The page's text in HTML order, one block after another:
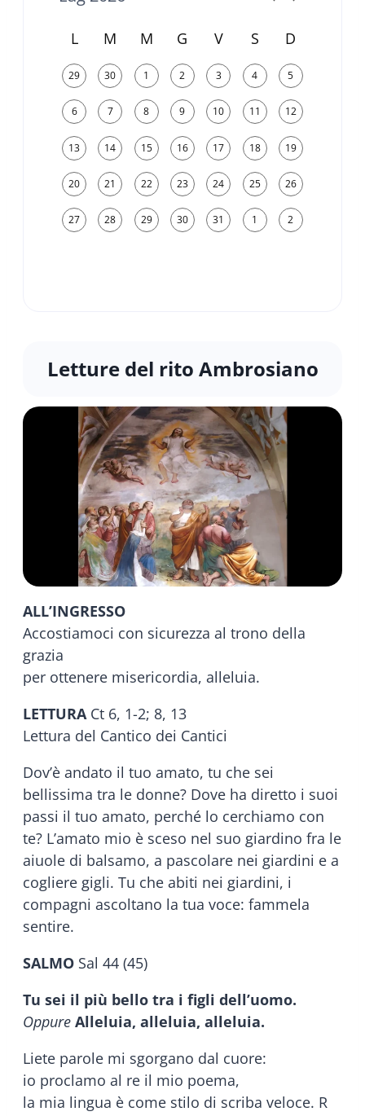
L M M G V S D
29 30 1 2 3 4 5
6 7 8 9 10 11 12
13 14 15 16 17 18 19
20 21 22 23 24 25 26
27 28 29 30 31 1 2
Letture del rito Ambrosiano
ALL’INGRESSO
Accostiamoci con sicurezza al trono della
grazia
per ottenere misericordia, alleluia.
LETTURACt 6, 1-2; 8, 13
Lettura del Cantico dei Cantici
Dov’è andato il tuo amato, tu che sei
bellissima tra le donne? Dove ha diretto i suoi
passi il tuo amato, perché lo cerchiamo con
te? L’amato mio è sceso nel suo giardino fra le
aiuole di balsamo, a pascolare nei giardini e a
cogliere gigli. Tu che abiti nei giardini, i
compagni ascoltano la tua voce: fammela
sentire.
SALMO Sal 44 (45)
Tu sei il più bello tra i figli dell’uomo.
Oppure Alleluia, alleluia, alleluia.
Liete parole mi sgorgano dal cuore:
io proclamo al re il mio poema,
la mia lingua è come stilo di scriba veloce. R